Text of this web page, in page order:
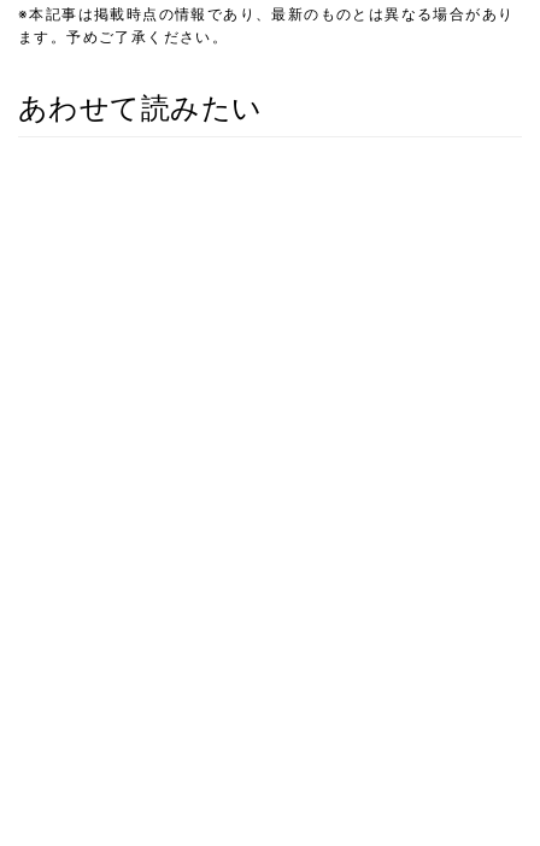
※本記事は掲載時点の情報であり、最新のものとは異なる場合があり
ます。予めご了承ください。
あわせて読みたい